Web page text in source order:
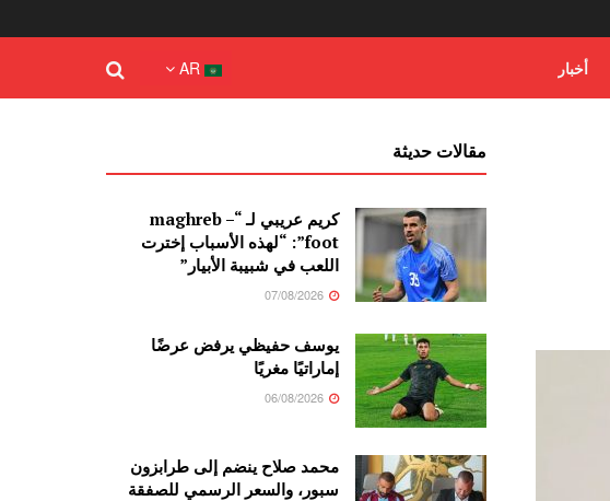
أخبار AR
مقالات حديثة
كريم عريبي لـ “maghreb –
foot”: “لهذه الأسباب إخترت
اللعب في شبيبة الأبيار”
يوسف حفيظي يرفض عرضًا
إماراتيًا مغريًا
محمد صلاح ينضم إلى طرابزون
سبور، والسعر الرسمي للصفقة